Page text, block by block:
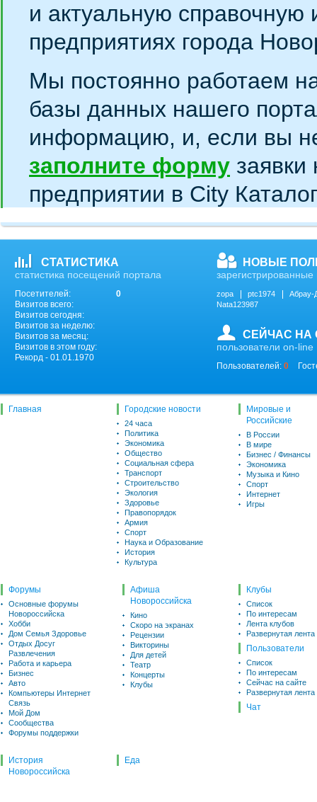
и актуальную
предприятиях города
Мы постоянно работаем
базы данных нашего
информацию, и, если вы
заполните форму
предприятии в City
СТАТИСТИКА
статистика посещений портала
Посетителей:
0
Визитов всего:
Визитов сегодня:
Визитов за неделю:
Визитов за месяц:
Визитов в этом году:
Рекорд - 01.01.1970
НОВЫЕ
зарегистрированные
zopa ptc1974
Абрау-
Nata123987
СЕЙЧАС НА
пользователи on-line
Пользователей: 0
Главная Городские новости
24 часа
Политика
Экономика
Общество
Социальная сфера
Транспорт
Строительство
Экология
Здоровье
Правопорядок
Армия
Спорт
Наука и Образование
История
Культура
Мировые и
Российские
В России
В мире
Бизнес / Финансы
Экономика
Музыка и Кино
Спорт
Интернет
Игры
Форумы
Основные форумы
Новороссийска
Хобби
Дом Семья Здоровье
Отдых Досуг
Развлечения
Работа и карьера
Бизнес
Авто
Компьютеры Интернет
Связь
Мой Дом
Сообщества
Форумы поддержки
Афиша
Новороссийска
Кино
Скоро на экранах
Рецензии
Викторины
Для детей
Театр
Концерты
Клубы
Клубы
Список
По интересам
Лента клубов
Развернутая лента
Пользователи
Список
По интересам
Сейчас на сайте
Развернутая лента
Чат
История
Новороссийска
Еда